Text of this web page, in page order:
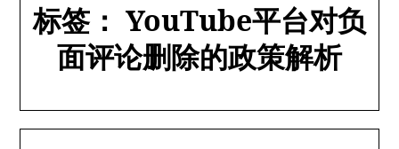
标签： YouTube平台对负
面评论删除的政策解析